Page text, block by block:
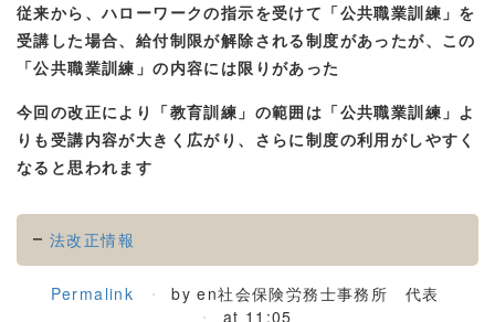
従来から、ハローワークの指示を受けて「公共職業訓練」を
受講した場合、給付制限が解除される制度があったが、この
「公共職業訓練」の内容には限りがあった
今回の改正により「教育訓練」の範囲は「公共職業訓練」よ
りも受講内容が大きく広がり、さらに制度の利用がしやすく
なると思われます
法改正情報
Permalink
by en社会保険労務士事務所 代表
at 11:05